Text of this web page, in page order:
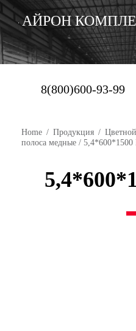
АЙРОН
8(800)600-93-99
Home /Продукция /
полоса медные /